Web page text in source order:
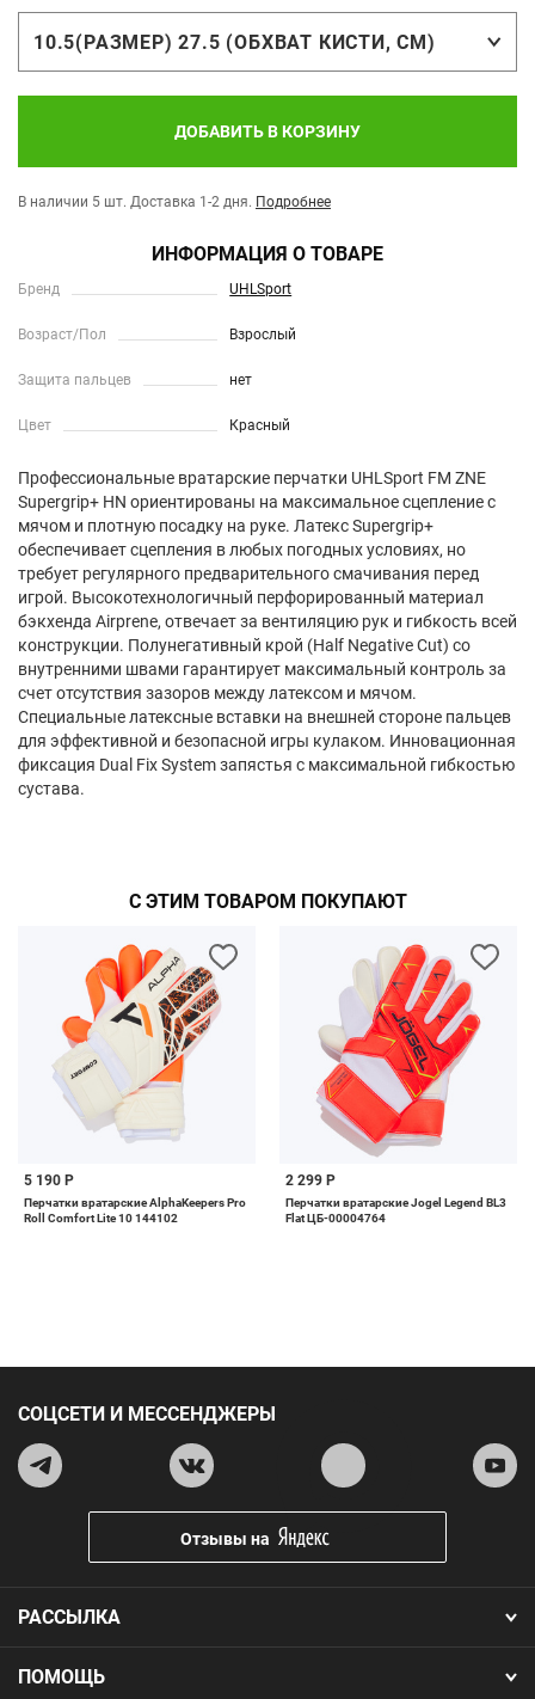
10.5(РАЗМЕР) 27.5 (ОБХВАТ КИСТИ, СМ)
ДОБАВИТЬ В КОРЗИНУ
В наличии 5 шт. Доставка 1-2 дня. Подробнее
ИНФОРМАЦИЯ О ТОВАРЕ
Бренд UHLSport
Возраст/Пол Взрослый
Защита пальцев нет
Цвет Красный
Профессиональные вратарские перчатки UHLSport FM ZNE
Supergrip+ HN ориентированы на максимальное сцепление с
мячом и плотную посадку на руке. Латекс Supergrip+
обеспечивает сцепления в любых погодных условиях, но
требует регулярного предварительного смачивания перед
игрой. Высокотехнологичный перфорированный материал
бэкхенда Airprene, отвечает за вентиляцию рук и гибкость всей
конструкции. Полунегативный крой (Half Negative Cut) со
внутренними швами гарантирует максимальный контроль за
счет отсутствия зазоров между латексом и мячом.
Специальные латексные вставки на внешней стороне пальцев
для эффективной и безопасной игры кулаком. Инновационная
фиксация Dual Fix System запястья с максимальной гибкостью
сустава.
С ЭТИМ ТОВАРОМ ПОКУПАЮТ
5 190 Р
Перчатки вратарские AlphaKeepers Pro
Roll Comfort Lite 10 144102
2 299 Р
Перчатки вратарские Jogel Legend BL3
Flat ЦБ-00004764
ПОМОЩЬ
РАССЫЛКА
СОЦСЕТИ И МЕССЕНДЖЕРЫ
Отзывы на